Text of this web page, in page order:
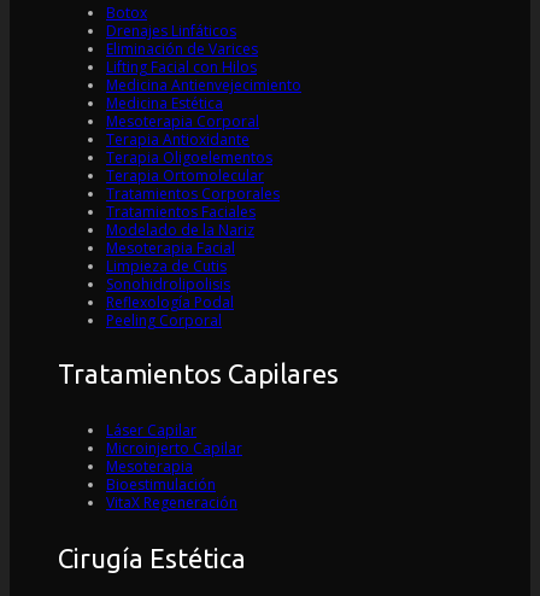
Botox
Drenajes Linfáticos
Eliminación de Varices
Lifting Facial con Hilos
Medicina Antienvejecimiento
Medicina Estética
Mesoterapia Corporal
Terapia Antioxidante
Terapia Oligoelementos
Terapia Ortomolecular
Tratamientos Corporales
Tratamientos Faciales
Modelado de la Nariz
Mesoterapia Facial
Limpieza de Cutis
Sonohidrolipolisis
Reflexología Podal
Peeling Corporal
Tratamientos Capilares
Láser Capilar
Microinjerto Capilar
Mesoterapia
Bioestimulación
VitaX Regeneración
Cirugía Estética